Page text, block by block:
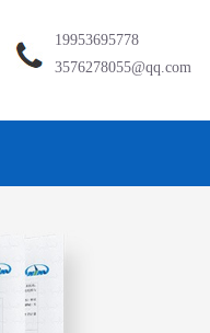
19953695778
3576278055@qq.com